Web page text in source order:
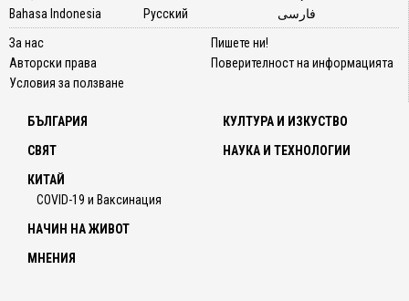
Bahasa Indonesia
Русский
فارسی
За нас
Авторски права
Условия за ползване
Пишете ни!
Поверителност на информацията
БЪЛГАРИЯ
СВЯТ
КИТАЙ
COVID-19 и Ваксинация
КУЛТУРА И ИЗКУСТВО
НАУКА И ТЕХНОЛОГИИ
НАЧИН НА ЖИВОТ
МНЕНИЯ